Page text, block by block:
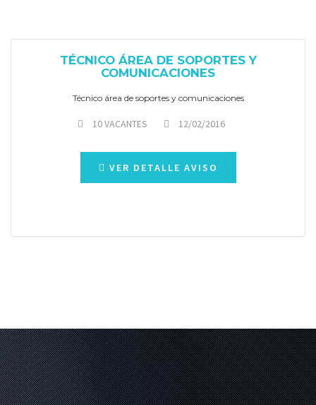
TÉCNICO ÁREA DE SOPORTES Y
COMUNICACIONES
Técnico área de soportes y comunicaciones
10 VACANTES 12/02/2016
VER DETALLE AVISO